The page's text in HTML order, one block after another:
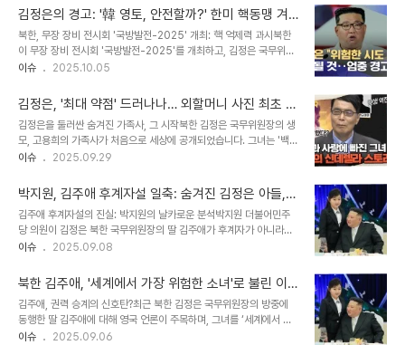
“청소하고 풀 뽑고 화단..
일성종합대학 부교수 김영윤은 잡지 '조선어문'을 통해 "모든 사회 성
원들은 한마디의 말을 하고 한 편의 글을 써도 이색적인 요소를 철저히
배격하고 평양문화어를 기준으로 하여 말을 하고 글을 써야 한다"고
주장했습니다. '괴뢰말 찌꺼기' 낙인, '오빠' 호칭의 비극특히, 북한은
남한식 표현을 사용하는 것을 엄격하게 금지하고 있습니다. 2023년
택했습니다. 이 법은 이..
김정은의 경고: '韓 영토, 안전할까?' 한미 핵동맹 겨
냥, 북한의 전략적 움직임 분석
북한, 무장 장비 전시회 '국방발전-2025' 개최: 핵 억제력 과시북한
이 무장 장비 전시회 '국방발전-2025'를 개최하고, 김정은 국무위원
장이 한미 핵동맹을 겨냥한 강도 높은 발언을 쏟아냈습니다. 이는 북한
조시키는 행보로 풀이됩니다. 특히, 이번 전시회에는 핵 억제력을 근간
으로 하는 북한 군사력의 최신 성과들이 대거 공개되어, 국제 사회의
이목을 집중시켰습니다. 북한은 2023년부터 국방발전이라는 이름으
로 무장장비전시회를 3년 연속 개최하며, 무기 체계 발전을 과시하고
있습니다. 이 같은 행보는 북한이 핵·미사일 개발을 통해 군사적 위협
한국 영토의 안전에 대한 의문을 ..
이슈 2025.10.05
김정은, '최대 약점' 드러나나… 외할머니 사진 최초 공
개
김정은을 둘러싼 숨겨진 가족사, 그 시작북한 김정은 국무위원장의 생
모, 고용희의 가족사가 처음으로 세상에 공개되었습니다. 그녀는 '백두
혈통'이 아닌 재일교포 출신으로, 북한 권력의 핵심부에서 인정받지 못
미칠 수 있는 민감한 정보들을 담고 있으며, 북한 사회 내부의 권력 구
조와 세습 체계에 대한 의문을 제기합니다. 이 이야기는 단순한 가족사
를 넘어, 한 국가의 지도자가 가진 '약점'이 어떻게 정치적 현실로 이어
지는지를 보여주는 중요한 사례입니다. 10년간의 취재, 김정은 이복형
김정남과의 연결고리이번 보도는 김정은의 이복형인 김정남을 직접
심층 취재 결과를 바탕으로..
이슈 2025.09.29
박지원, 김주애 후계자설 일축: 숨겨진 김정은 아들,
그리고 북한 권력의 비밀
김주애 후계자설의 진실: 박지원의 날카로운 분석박지원 더불어민주
당 의원이 김정은 북한 국무위원장의 딸 김주애가 후계자가 아니라고
단언하며, 그 배경에 숨겨진 의도를 추측했습니다. 그는 김주애가 후계
계자가 된 사례가 드물다는 점을 근거로 제시했습니다. 박 의원은 김주
애가 아닌, 서방에서 유학 중인 김정은의 아들을 은폐하기 위한 전략일
수 있다고 주장했습니다. 이는 북한 권력 구조와 관련된 중요한 시사점
을 던져줍니다. 숨겨진 아들: 베일에 싸인 김정은의 후계 구상박 의원
은 김정은의 아들이 서방 세계에서 유학 중일 가능성을 제기하며, 이를
이슈 2025.09.08
북한 김주애, '세계에서 가장 위험한 소녀'로 불린 이
유는? 영국 언론의 날카로운 분석
김주애, 권력 승계의 신호탄?최근 북한 김정은 국무위원장의 방중에
동행한 딸 김주애에 대해 영국 언론이 주목하며, 그녀를 ‘세계에서 가
장 강력하고 위험한 소녀’라고 표현했습니다. 이는 김주애가 아버지의
이슈 2025.09.06